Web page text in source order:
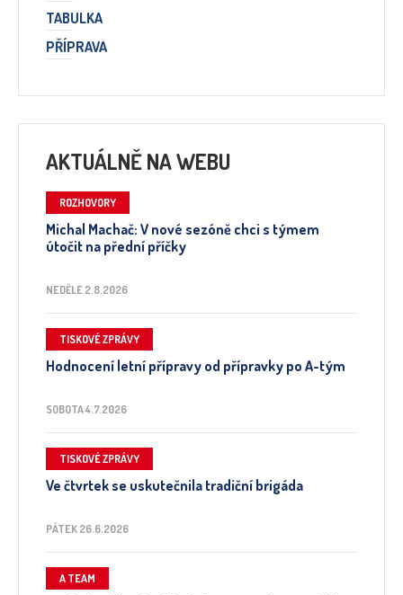
TABULKA
PŘÍPRAVA
AKTUÁLNĚ NA WEBU
ROZHOVORY
Michal Machač: V nové sezóně chci s týmem
útočit na přední příčky
NEDĚLE 2.8.2026
TISKOVÉ ZPRÁVY
Hodnocení letní přípravy od přípravky po A-tým
SOBOTA 4.7.2026
TISKOVÉ ZPRÁVY
Ve čtvrtek se uskutečnila tradiční brigáda
PÁTEK 26.6.2026
A TEAM